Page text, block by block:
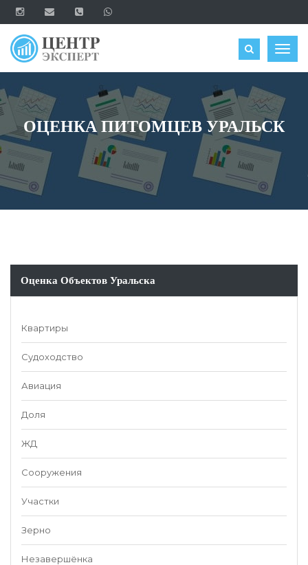
ОЦЕНИТЬ
ОЦЕНКА ПИТОМЦЕВ УРАЛЬСК
Оценка Объектов Уральска
Квартиры
Судоходство
Авиация
Доля
ЖД
Сооружения
Участки
Зерно
Незавершёнка